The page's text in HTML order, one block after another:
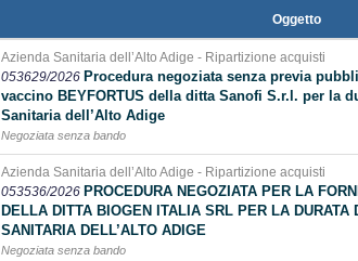
Oggetto
Azienda Sanitaria dell’Alto Adige - Ripartizione acquisti
053629/2026 Procedura negoziata senza previa
vaccino BEYFORTUS della ditta Sanofi S.r.l. per la
Sanitaria dell’Alto Adige
Negoziata senza bando
Azienda Sanitaria dell’Alto Adige - Ripartizione acquisti
053536/2026 PROCEDURA NEGOZIATA PER LA
DELLA DITTA BIOGEN ITALIA SRL PER LA DURATA
SANITARIA DELL’ALTO ADIGE
Negoziata senza bando